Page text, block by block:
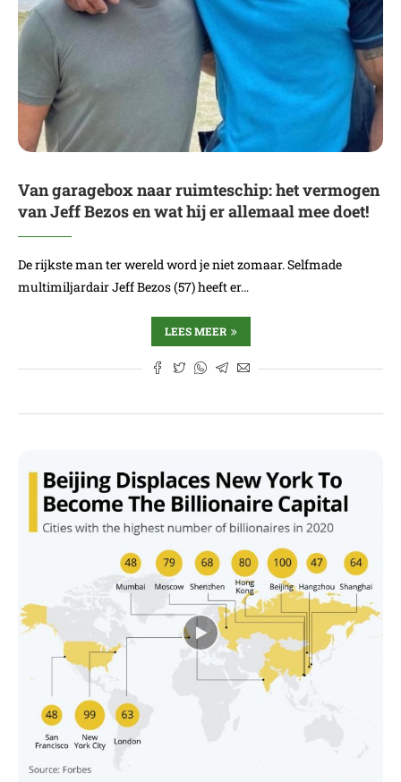
Van garagebox naar ruimteschip: het vermogen
van Jeff Bezos en wat hij er allemaal mee doet!
De rijkste man ter wereld word je niet zomaar. Selfmade
multimiljardair Jeff Bezos (57) heeft er…
LEES MEER